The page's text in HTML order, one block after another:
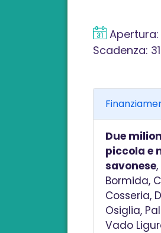
Apertura:
Scadenza:
Due
piccola e
savonese
Bormida,
Cosseria,
Osiglia,
Vado